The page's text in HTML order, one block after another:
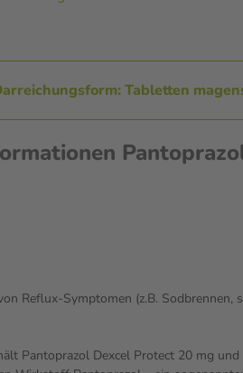
Tabletten
Reflux-Symptomen (z.B. Sodbrennen,
Pantoprazol Dexcel Protect 20 mg